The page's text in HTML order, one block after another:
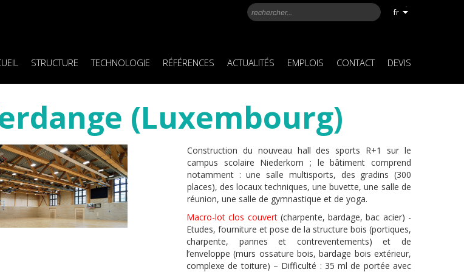
fr
STRUCTURE TECHNOLOGIE RÉFÉRENCES ACTUALITÉS EMPLOIS CONTACT DEVIS
(Luxembourg)
Construction du nouveau hall des sports R+1 sur le
campus scolaire Niederkorn ; le bâtiment comprend
notamment : une salle multisports, des gradins (300
places), des locaux techniques, une buvette, une salle de
réunion, une salle de gymnastique et de yoga.
Macro-lot clos couvert(charpente, bardage, bac acier) -
Etudes, fourniture et pose de la structure bois (portiques,
charpente, pannes et contreventements) et de
l’enveloppe (murs ossature bois, bardage bois extérieur,
complexe de toiture) – Difficulté : 35 ml de portée avec